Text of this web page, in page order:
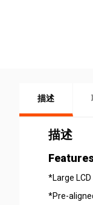
描述
描述
*Large
*Pre-